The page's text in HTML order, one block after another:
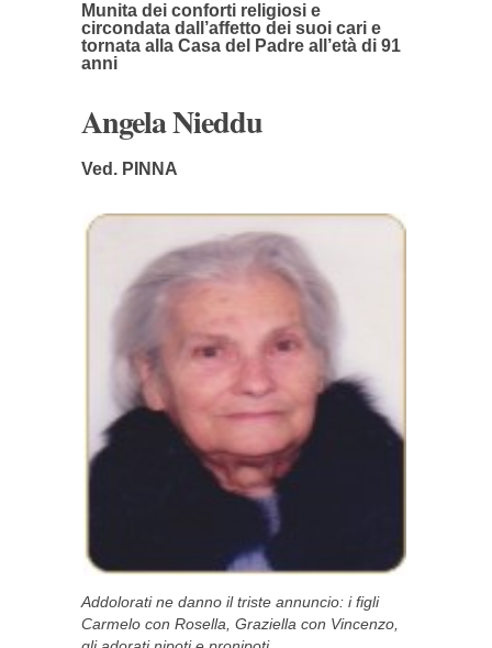
Munita dei conforti religiosi e
circondata dall’affetto dei suoi cari e
tornata alla Casa del Padre all’età di 91
anni
Angela Nieddu
Ved. PINNA
Addolorati ne danno il triste annuncio: i figli
Carmelo con Rosella, Graziella con Vincenzo,